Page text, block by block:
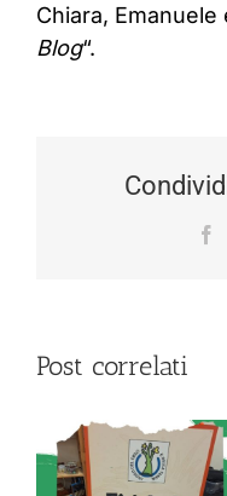
Chiara, Emanuele
Blog“.
Post correlati